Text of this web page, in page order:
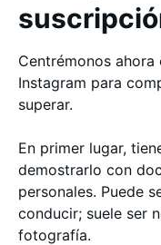
Centrémonos
Instagram para
superar.
En primer lugar,
demostrarlo con
personales. Puede
conducir; suele ser
fotografía.